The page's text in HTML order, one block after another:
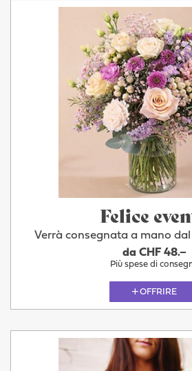
Felice
Verrà consegnata a mano
da CHF 48.–
Più spese di
OFFRIRE